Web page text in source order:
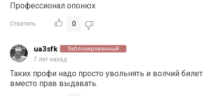
Профессионал опонюх
Ответить 0
ua3sfk Заблокированный
7 лет назад
Таких профи надо просто увольнять и волчий билет
вместо прав выдавать.